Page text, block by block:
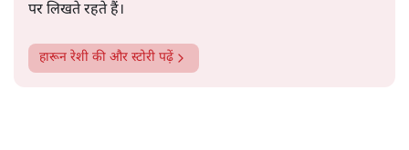
पर लिखते रहते हैं।
हारून रेशी की और स्टोरी पढ़ें